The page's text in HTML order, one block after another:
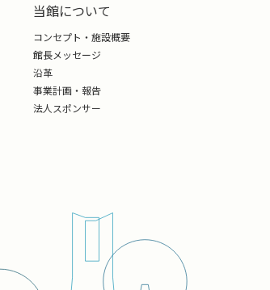
当館について
コンセプト・施設概要
館長メッセージ
沿革
事業計画・報告
法人スポンサー